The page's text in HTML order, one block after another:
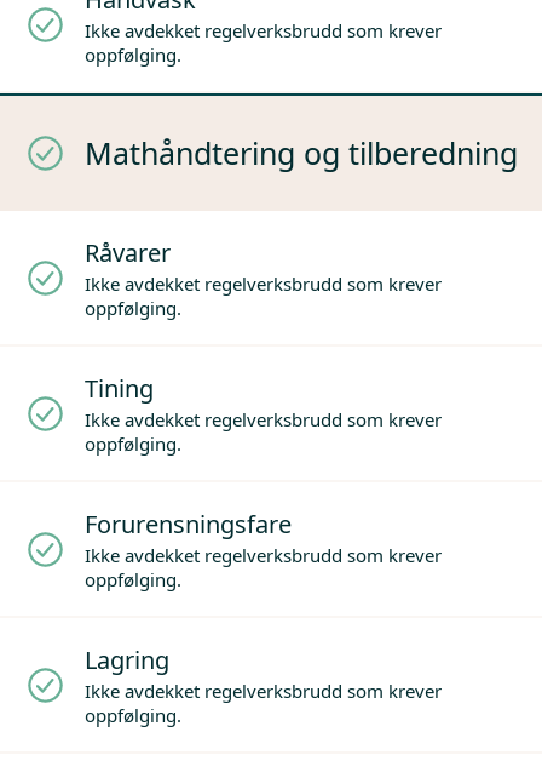
Ikke avdekket regelverksbrudd som krever
oppfølging.
Mathåndtering og tilberedning
Råvarer
Ikke avdekket regelverksbrudd som krever
oppfølging.
Tining
Ikke avdekket regelverksbrudd som krever
oppfølging.
Forurensningsfare
Ikke avdekket regelverksbrudd som krever
oppfølging.
Lagring
Ikke avdekket regelverksbrudd som krever
oppfølging.